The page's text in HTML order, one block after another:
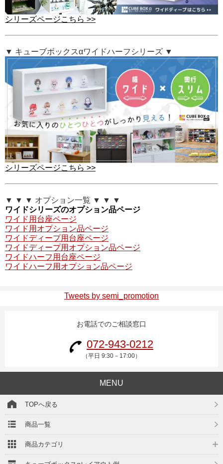
シリーズページこちら >>
▼ キューブボックスαワイドハーフシリーズ ▼
シリーズページこちら >>
▼ ▼ ▼ オプション一覧 ▼ ▼ ▼
ワイドシリーズのオプション品ページ
ワイド用台座ページ
ワイド用オプション品ページ
ワイドディープ用台座ページ
ワイドディープ用オプション品ページ
ワイドハーフ用台座ページ
ワイドハーフ用オプション品ページ
Tweets by semi_promotion
お電話でのご相談窓口
072-943-0212
（平日 9:30－17:00）
MENU
TOPへ戻る
商品一覧
商品カテゴリ